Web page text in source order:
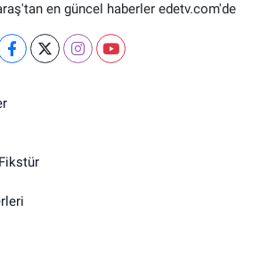
en güncel haberler edetv.com'de